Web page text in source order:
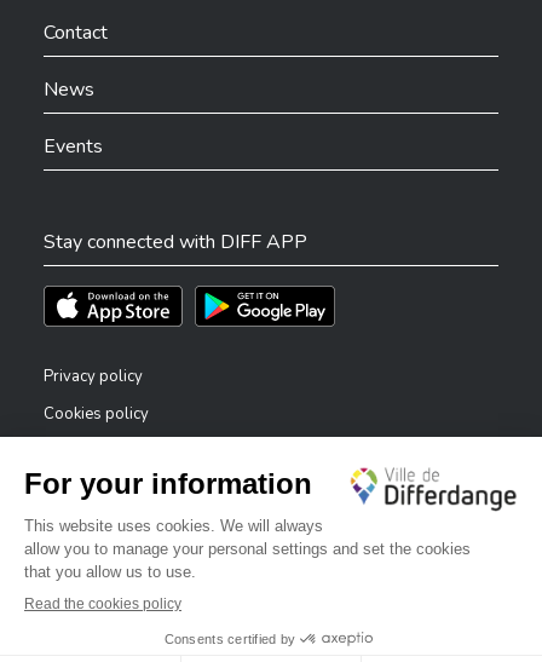
Contact
News
Events
Stay connected with DIFF APP
Téléchargez l'app sur l'App StoreTéléchargez l'app sur Play Store
Privacy policy
Cookies policy
Accessibility statement
Reporting system — whistleblowers
©2026 All rights reserved . City of Differdange
✕
Bonjour, comment puis-je vous aider ?